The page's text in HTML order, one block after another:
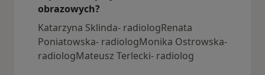
obrazowych?
Katarzyna Sklinda- radiologRenata
Poniatowska- radiologMonika Ostrowska-
radiologMateusz Terlecki- radiolog